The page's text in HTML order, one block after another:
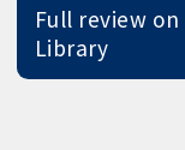
Full review
Library